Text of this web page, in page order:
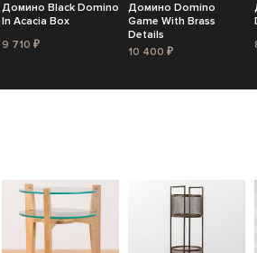
Домино Black Domino
In Acacia Box
9 710 ₽
Домино Domino
Game With Brass
Details
10 400 ₽